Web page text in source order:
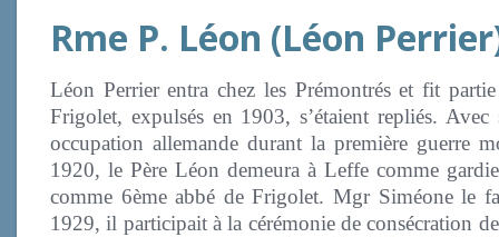
Rme P. Léon (Léon
Léon Perrier entra chez les Prémontrés et fit
Frigolet, expulsés en 1903, s’étaient repliés.
occupation allemande durant la première guerre
1920, le Père Léon demeura à Leffe comme
comme 6ème abbé de Frigolet. Mgr Siméone le
1929, il participait à la cérémonie de consécration